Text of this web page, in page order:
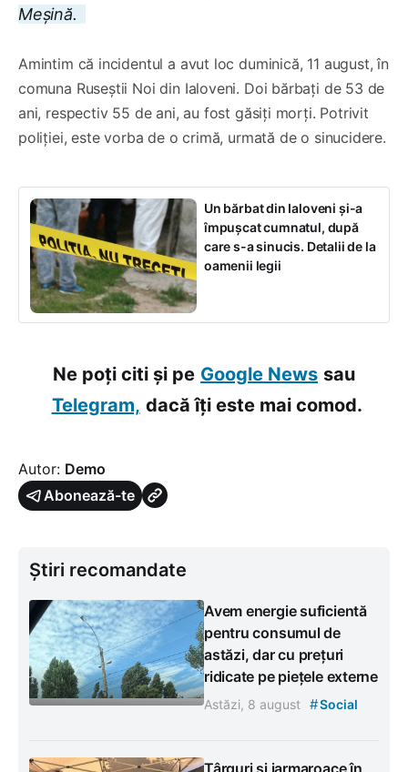
Meșină.
Amintim că incidentul a avut loc duminică, 11 august, în
comuna Ruseștii Noi din Ialoveni. Doi bărbați de 53 de
ani, respectiv 55 de ani, au fost găsiți morți. Potrivit
poliției, este vorba de o crimă, urmată de o sinucidere.
Un bărbat din Ialoveni și-a
împușcat cumnatul, după
care s-a sinucis. Detalii de la
oamenii legii
Ne poți citi și pe Google News sau
Telegram, dacă îți este mai comod.
Autor: Demo
Abonează-te
Știri recomandate
Avem energie suficientă
pentru consumul de
astăzi, dar cu prețuri
ridicate pe piețele externe
Astăzi, 8 august #Social
Târguri și iarmaroace în